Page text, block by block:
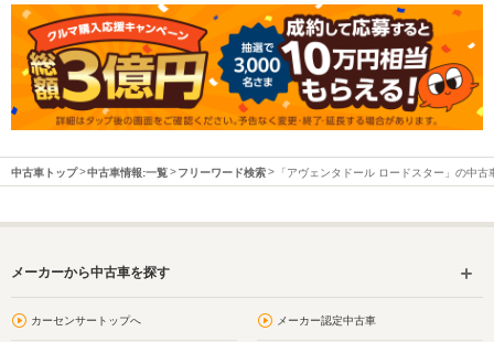
中古車トップ 中古車情報:一覧 フリーワード検索 「アヴェンタドール ロードスター」の中古
メーカーから中古車を探す
カーセンサートップへ メーカー認定中古車